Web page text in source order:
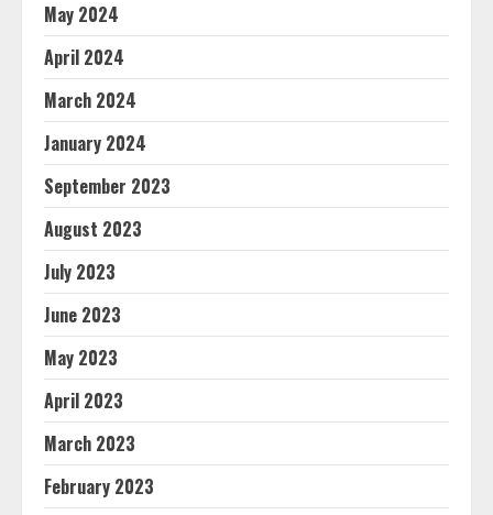
May 2024
April 2024
March 2024
January 2024
September 2023
August 2023
July 2023
June 2023
May 2023
April 2023
March 2023
February 2023